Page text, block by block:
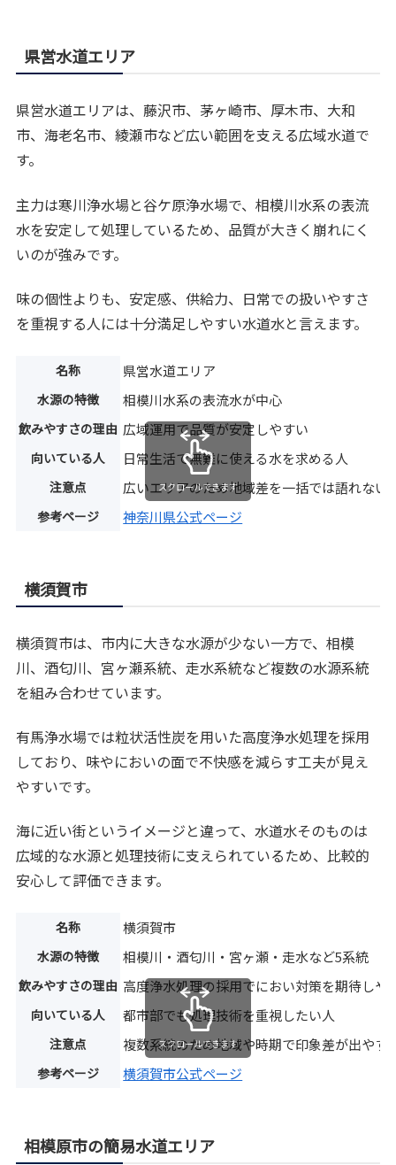
県営水道エリア
県営水道エリアは、藤沢市、茅ヶ崎市、厚木市、大和
市、海老名市、綾瀬市など広い範囲を支える広域水道で
す。
主力は寒川浄水場と谷ケ原浄水場で、相模川水系の表流
水を安定して処理しているため、品質が大きく崩れにく
いのが強みです。
味の個性よりも、安定感、供給力、日常での扱いやすさ
を重視する人には十分満足しやすい水道水と言えます。
名称 県営水道エリア
水源の特徴 相模川水系の表流水が中心
飲みやすさの理由 広域運用で品質が安定しやすい
向いている人 日常生活で無難に使える水を求める人
注意点 広いエリアのため地域差を一括では語れない
参考ページ 神奈川県公式ページ
スクロールできます
横須賀市
横須賀市は、市内に大きな水源が少ない一方で、相模
川、酒匂川、宮ヶ瀬系統、走水系統など複数の水源系統
を組み合わせています。
有馬浄水場では粒状活性炭を用いた高度浄水処理を採用
しており、味やにおいの面で不快感を減らす工夫が見え
やすいです。
海に近い街というイメージと違って、水道水そのものは
広域的な水源と処理技術に支えられているため、比較的
安心して評価できます。
名称 横須賀市
水源の特徴 相模川・酒匂川・宮ヶ瀬・走水など5系統
飲みやすさの理由 高度浄水処理の採用でにおい対策を期待しや
向いている人 都市部でも処理技術を重視したい人
注意点 複数系統のため地域や時期で印象差が出やす
参考ページ 横須賀市公式ページ
スクロールできます
相模原市の簡易水道エリア